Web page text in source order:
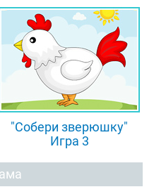
"Собери зверюшку"
Игра 3